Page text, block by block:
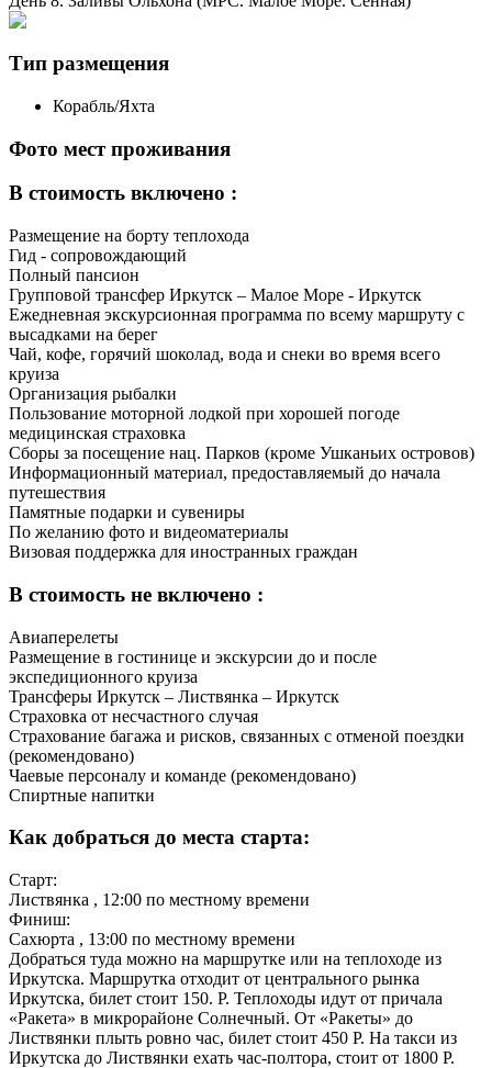
Тип размещения
Корабль/Яхта
Фото мест проживания
В стоимость включено :
Размещение на борту теплохода
Гид - сопровождающий
Полный пансион
Групповой трансфер Иркутск – Малое Море - Иркутск
Ежедневная экскурсионная программа по всему маршруту с
высадками на берег
Чай, кофе, горячий шоколад, вода и снеки во время всего
круиза
Организация рыбалки
Пользование моторной лодкой при хорошей погоде
медицинская страховка
Сборы за посещение нац. Парков (кроме Ушканьих островов)
Информационный материал, предоставляемый до начала
путешествия
Памятные подарки и сувениры
По желанию фото и видеоматериалы
Визовая поддержка для иностранных граждан
В стоимость не включено :
Авиаперелеты
Размещение в гостинице и экскурсии до и после
экспедиционного круиза
Трансферы Иркутск – Листвянка – Иркутск
Страховка от несчастного случая
Страхование багажа и рисков, связанных с отменой поездки
(рекомендовано)
Чаевые персоналу и команде (рекомендовано)
Спиртные напитки
Как добраться до места старта:
Старт:
Листвянка , 12:00 по местному времени
Финиш:
Сахюрта , 13:00 по местному времени
Добраться туда можно на маршрутке или на теплоходе из
Иркутска. Маршрутка отходит от центрального рынка
Иркутска, билет стоит 150. Р. Теплоходы идут от причала
«Ракета» в микрорайоне Солнечный. От «Ракеты» до
Листвянки плыть ровно час, билет стоит 450 Р. На такси из
Иркутска до Листвянки ехать час-полтора, стоит от 1800 Р.